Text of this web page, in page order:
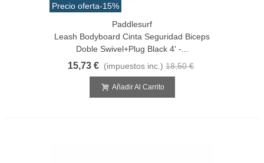
Precio oferta-15%
Paddlesurf
Leash Bodyboard Cinta Seguridad Biceps
Doble Swivel+Plug Black 4' -...
15,73 € (impuestos inc.) 18,50 €
Añadir Al Carrito